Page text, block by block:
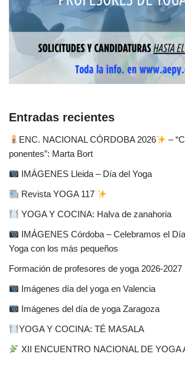
Entradas recientes
ENC. NACIONAL CÓRDOBA 2026
–
ponentes”: Marta Bort
IMÁGENES Lleida – Día del Yoga
Revista YOGA 117
YOGA Y COCINA: Halva de zanahoria
IMÁGENES Córdoba – Celebramos el
Yoga con los más pequeños
Formación de profesores de yoga 2026-2027
Imágenes día del yoga en Valencia
Imágenes del día de yoga Zaragoza
YOGA Y COCINA: TÉ MASALA
XII ENCUENTRO NACIONAL DE YOGA